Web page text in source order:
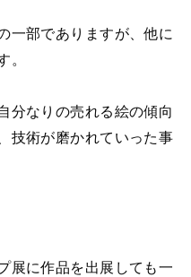
一部でありますが、他に
。
分なりの売れる絵の傾向
技術が磨かれていった事
展に作品を出展しても一